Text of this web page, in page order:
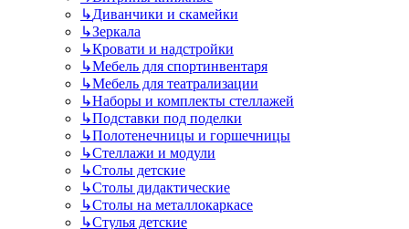
↳Диванчики и скамейки
↳Зеркала
↳Кровати и надстройки
↳Мебель для спортинвентаря
↳Мебель для театрализации
↳Наборы и комплекты стеллажей
↳Подставки под поделки
↳Полотенечницы и горшечницы
↳Стеллажи и модули
↳Столы детские
↳Столы дидактические
↳Столы на металлокаркасе
↳Стулья детские